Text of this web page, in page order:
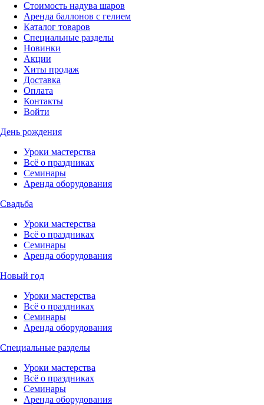
Стоимость надува шаров
Аренда баллонов с гелием
Каталог товаров
Специальные разделы
Новинки
Акции
Хиты продаж
Доставка
Оплата
Контакты
Войти
День рождения
Уроки мастерства
Всё о праздниках
Семинары
Аренда оборудования
Свадьба
Уроки мастерства
Всё о праздниках
Семинары
Аренда оборудования
Новый год
Уроки мастерства
Всё о праздниках
Семинары
Аренда оборудования
Специальные разделы
Уроки мастерства
Всё о праздниках
Семинары
Аренда оборудования